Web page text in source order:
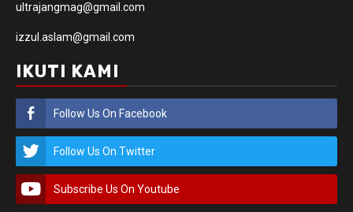
ultrajangmag@gmail.com
izzul.aslam@gmail.com
IKUTI KAMI
Follow Us On Facebook
Follow Us On Twitter
Subscribe Us On Youtube